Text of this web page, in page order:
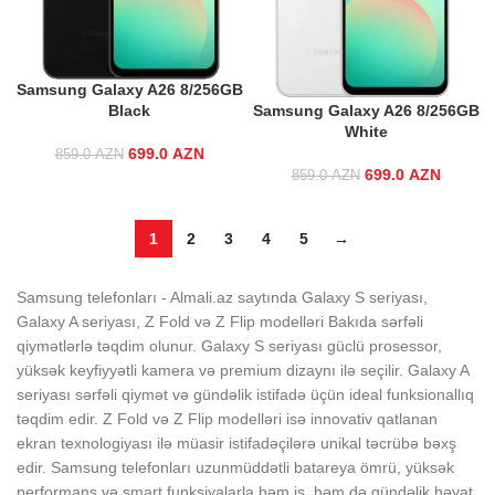
Samsung Galaxy A26 8/256GB
Black
859.0AZN
Original price
699.0 AZN
Samsung Galaxy A26 8/256GB
White
859.0AZN
Original price
699.0 AZN
1
2 3 4 5 →
Samsung telefonları - Almali.az saytında Galaxy S seriyası,
Galaxy A seriyası, Z Fold və Z Flip modelləri Bakıda sərfəli
qiymətlərlə təqdim olunur. Galaxy S seriyası güclü prosessor,
yüksək keyfiyyətli kamera və premium dizaynı ilə seçilir. Galaxy A
seriyası sərfəli qiymət və gündəlik istifadə üçün ideal funksionallıq
təqdim edir. Z Fold və Z Flip modelləri isə innovativ qatlanan
ekran texnologiyası ilə müasir istifadəçilərə unikal təcrübə bəxş
edir. Samsung telefonları uzunmüddətli batareya ömrü, yüksək